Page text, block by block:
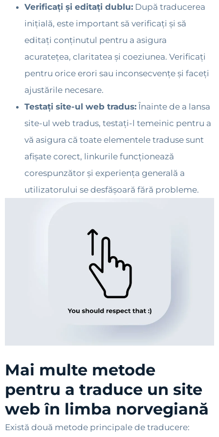
Verificați și editați dublu: După traducerea
inițială, este important să verificați și să
editați conținutul pentru a asigura
acuratețea, claritatea și coeziunea. Verificați
pentru orice erori sau inconsecvențe și faceți
ajustările necesare.
Testați site-ul web tradus: Înainte de a lansa
site-ul web tradus, testați-l temeinic pentru a
vă asigura că toate elementele traduse sunt
afișate corect, linkurile funcționează
corespunzător și experiența generală a
utilizatorului se desfășoară fără probleme.
Mai multe metode
pentru a traduce un site
web în limba norvegiană
Există două metode principale de traducere: